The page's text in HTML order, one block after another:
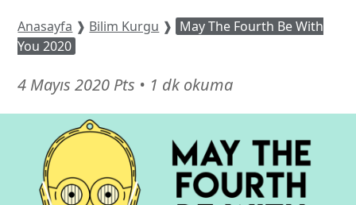
Anasayfa ❱ Bilim Kurgu ❱ May The Fourth Be With
You 2020
4 Mayıs 2020 Pts 21
Şubat
• 1 dk okuma